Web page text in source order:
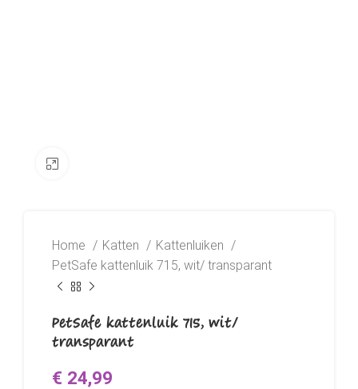
Home Katten
Kattenluiken
PetSafe kattenluik 715, wit/ transparant
PetSafe kattenluik 715, wit/
transparant
€ 24,99